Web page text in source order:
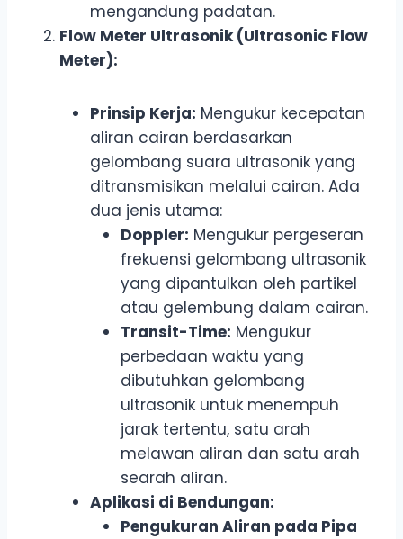
mengandung padatan.
Flow Meter Ultrasonik (Ultrasonic Flow
Meter):
Prinsip Kerja: Mengukur kecepatan
aliran cairan berdasarkan
gelombang suara ultrasonik yang
ditransmisikan melalui cairan. Ada
dua jenis utama:
Doppler: Mengukur pergeseran
frekuensi gelombang ultrasonik
yang dipantulkan oleh partikel
atau gelembung dalam cairan.
Transit-Time: Mengukur
perbedaan waktu yang
dibutuhkan gelombang
ultrasonik untuk menempuh
jarak tertentu, satu arah
melawan aliran dan satu arah
searah aliran.
Aplikasi di Bendungan:
Pengukuran Aliran pada Pipa